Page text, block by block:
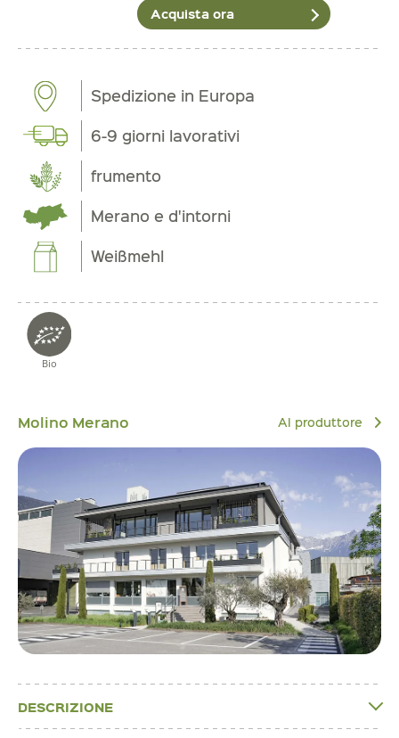
Acquista ora
Spedizione in Europa
6-9 giorni lavorativi
frumento
Merano e d'intorni
Weißmehl
Bio
Molino Merano Al produttore
DESCRIZIONE